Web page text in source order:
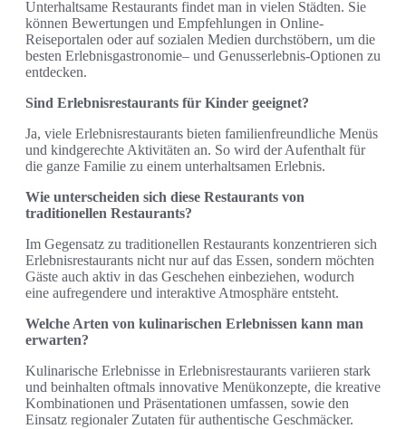
Unterhaltsame Restaurants findet man in vielen Städten. Sie
können Bewertungen und Empfehlungen in Online-
Reiseportalen oder auf sozialen Medien durchstöbern, um die
besten Erlebnisgastronomie– und Genusserlebnis-Optionen zu
entdecken.
Sind Erlebnisrestaurants für Kinder geeignet?
Ja, viele Erlebnisrestaurants bieten familienfreundliche Menüs
und kindgerechte Aktivitäten an. So wird der Aufenthalt für
die ganze Familie zu einem unterhaltsamen Erlebnis.
Wie unterscheiden sich diese Restaurants von
traditionellen Restaurants?
Im Gegensatz zu traditionellen Restaurants konzentrieren sich
Erlebnisrestaurants nicht nur auf das Essen, sondern möchten
Gäste auch aktiv in das Geschehen einbeziehen, wodurch
eine aufregendere und interaktive Atmosphäre entsteht.
Welche Arten von kulinarischen Erlebnissen kann man
erwarten?
Kulinarische Erlebnisse in Erlebnisrestaurants variieren stark
und beinhalten oftmals innovative Menükonzepte, die kreative
Kombinationen und Präsentationen umfassen, sowie den
Einsatz regionaler Zutaten für authentische Geschmäcker.